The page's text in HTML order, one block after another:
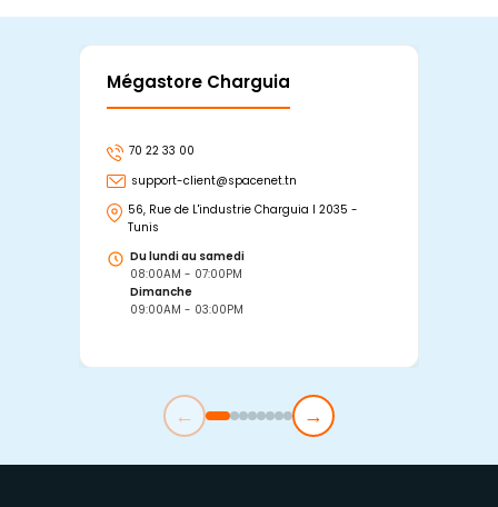
Mégastore Charguia
70 22 33 00
support-client@spacenet.tn
56, Rue de L'industrie Charguia I 2035 -
Tunis
Du lundi au samedi
08:00AM - 07:00PM
Dimanche
09:00AM - 03:00PM
← →